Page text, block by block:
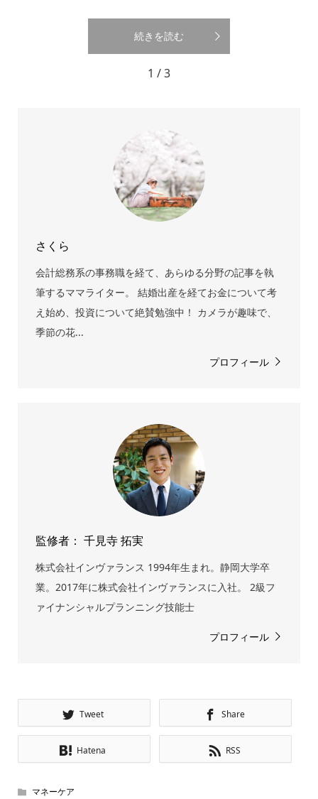
続きを読む
1 / 3
さくら
会計総務系の事務職を経て、あらゆる分野の記事を執
筆するママライター。 結婚出産を経てお金について考
え始め、投資について絶賛勉強中！ カメラが趣味で、
季節の花...
プロフィール
監修者： 千見寺 拓実
株式会社インヴァランス 1994年生まれ。静岡大学卒
業。2017年に株式会社インヴァランスに入社。 2級フ
ァイナンシャルプランニング技能士
プロフィール
Tweet Share
Hatena RSS
マネーケア